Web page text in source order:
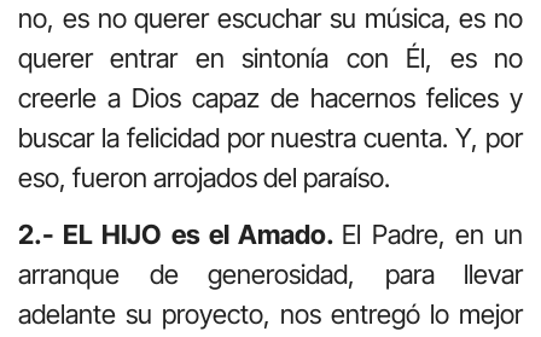
no, es no querer escuchar su música, es no
querer entrar en sintonía con Él, es no
creerle a Dios capaz de hacernos felices y
buscar la felicidad por nuestra cuenta. Y, por
eso, fueron arrojados del paraíso.
2.- EL HIJO es el Amado. El Padre, en un
arranque de generosidad, para llevar
adelante su proyecto, nos entregó lo mejor